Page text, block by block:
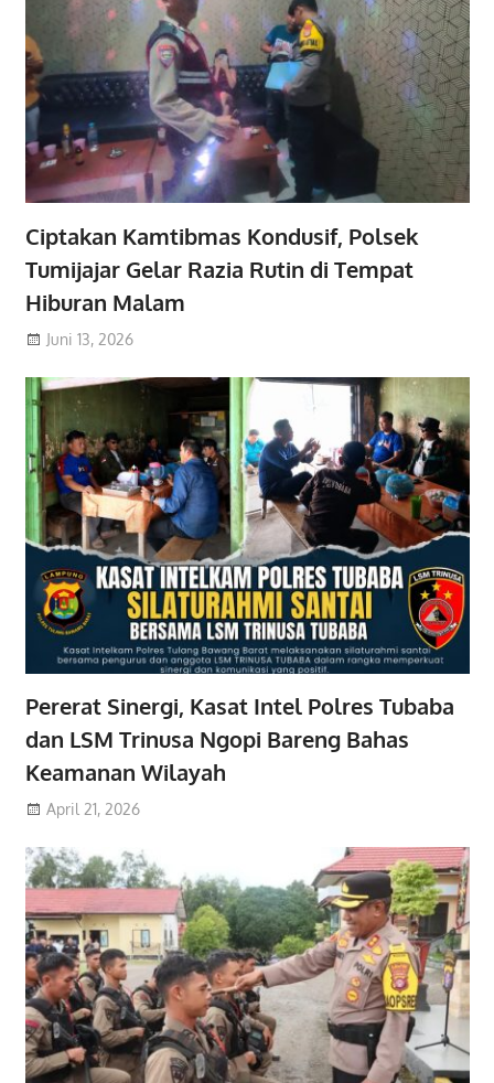
Ciptakan Kamtibmas Kondusif, Polsek
Tumijajar Gelar Razia Rutin di Tempat
Hiburan Malam
Juni 13, 2026
Pererat Sinergi, Kasat Intel Polres Tubaba
dan LSM Trinusa Ngopi Bareng Bahas
Keamanan Wilayah
April 21, 2026